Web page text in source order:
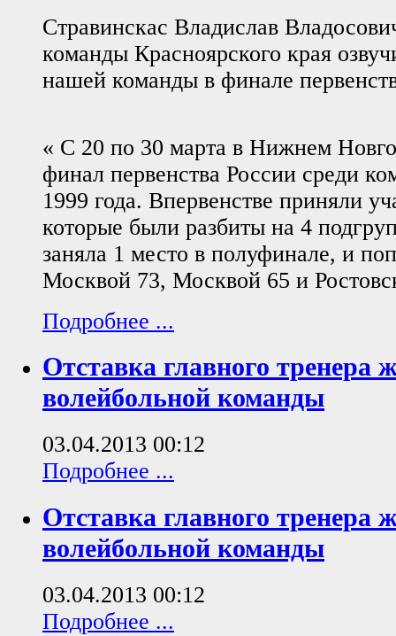
Стравинскас Владислав
команды Красноярского края
нашей команды в финале
« С 20 по 30 марта в Нижнем
финал первенства России среди
1999 года. Впервенстве приняли
которые были разбиты на 4
заняла 1 место в полуфинале, и
Москвой 73, Москвой 65 и
Подробнее ...
Отставка главного тренера
волейбольной команды
03.04.2013 00:12
Подробнее ...
Отставка главного тренера
волейбольной команды
03.04.2013 00:12
Подробнее ...